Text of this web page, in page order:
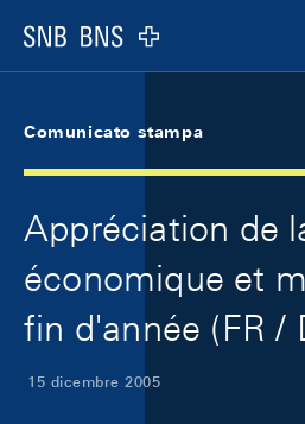
Logo
Comunicato stampa
Appréciation de
économique et
fin d'année (FR /
15 dicembre 2005